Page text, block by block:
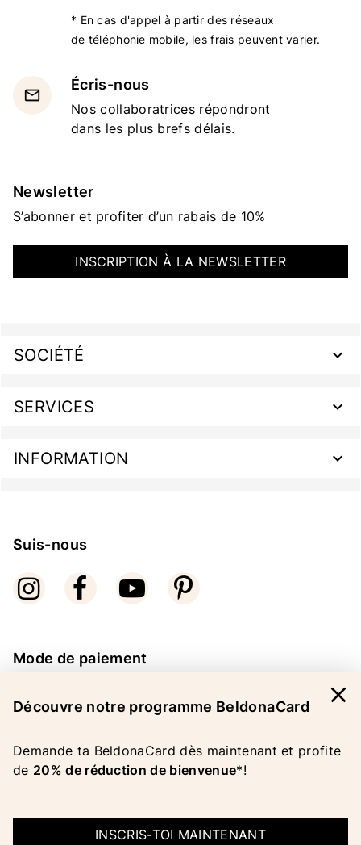
* En cas d'appel à partir des réseaux
de téléphonie mobile, les frais peuvent varier.
email
Écris-nous
Nos collaboratrices répondront
dans les plus brefs délais.
Newsletter
S’abonner et profiter d’un rabais de 10%
INSCRIPTION À LA NEWSLETTER
SOCIÉTÉ
SERVICES
INFORMATION
Suis-nous
Mode de paiement
COPYRIGHT 2026 BELDONA AG
MENTIONS LEGALES|CGV|PROTECTION DES
Découvre notre programme BeldonaCard
Demande ta BeldonaCard dès maintenant et profite
de 20% de réduction de bienvenue*!
INSCRIS-TOI MAINTENANT
close